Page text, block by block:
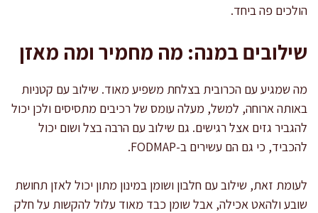
הולכים פה ביחד.
שילובים במנה: מה מחמיר ומה מאזן
מה שמגיע עם הכרובית בצלחת משפיע מאוד. שילוב עם קטניות
באותה ארוחה, למשל, מעלה עומס של רכיבים מתסיסים ולכן יכול
להגביר גזים אצל רגישים. גם שילוב עם הרבה בצל ושום יכול
להכביד, כי גם הם עשירים ב-FODMAP.
לעומת זאת, שילוב עם חלבון ושומן במינון מתון יכול לאזן תחושת
שובע ולהאט אכילה, אבל שומן כבד מאוד עלול להקשות על חלק